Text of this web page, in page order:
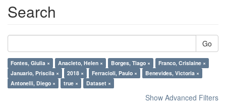
Search
Go
Fontes, Giulia × Anacleto, Helen × Borges, Tiago ×
Franco, Crislaine ×
Januario, Priscila ×
2018 × Ferracioli, Paulo ×
Benevides, Victoria ×
Antonelli, Diego ×
true × Dataset ×
Show Advanced Filters